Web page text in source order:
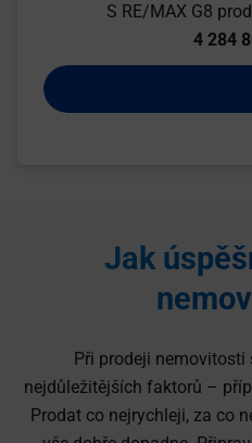
S RE/MAX G8
4 284
Jak
Při prodeji nemovitosti
nejdůležitějších faktorů –
Prodat co nejrychleji, za co